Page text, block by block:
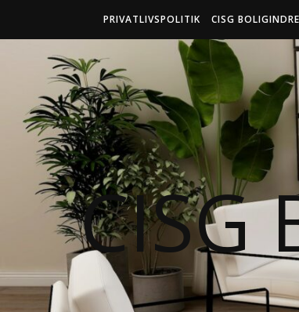
PRIVATLIVSPOLITIK CISG
CISG